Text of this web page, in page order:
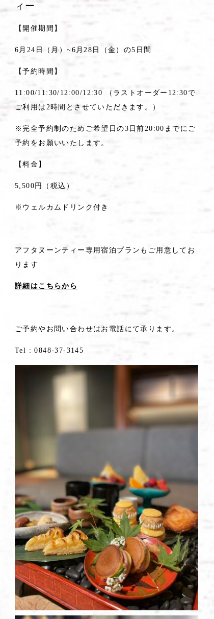
ィー
【開催期間】
6月24日（月）~6月28日（金）の5日間
【予約時間】
11:00/11:30/12:00/12:30 （ラストオーダー12:30で
ご利用は2時間とさせていただきます。）
※完全予約制のためご希望日の3日前20:00までにご
予約をお願いいたします。
【料金】
5,500円（税込）
※ウェルカムドリンク付き
アフタヌーンティー専用宿泊プランもご用意してお
ります
詳細はこちらから
ご予約やお問い合わせはお電話にて承ります。
Tel : 0848-37-3145